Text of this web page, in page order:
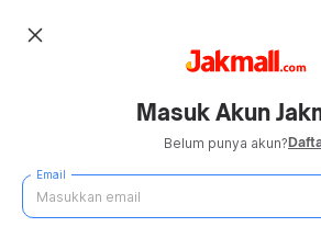
close
Masuk Akun
Belum punya akun?
Email